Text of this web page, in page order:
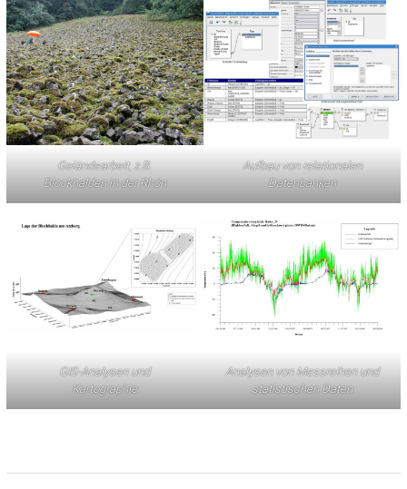
Geländearbeit, z.B.
Blockhalden in der Rhön
Aufbau von relationalen
Datenbanken
GIS-Analysen und
Kartographie
Analysen von Messreihen und
statistischen Daten